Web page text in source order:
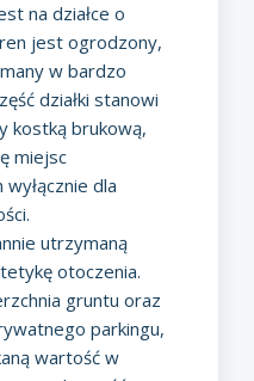
na działce o
jest ogrodzony,
w bardzo
działki stanowi
kostką brukową,
miejsc
dla
utrzymaną
otoczenia.
gruntu oraz
parkingu,
wartość w